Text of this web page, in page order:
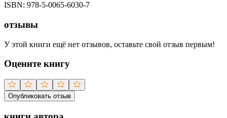
ISBN: 978-5-0065-6030-7
отзывы
У этой книги ещё нет отзывов, оставьте свой отзыв первым!
Оцените книгу
Опубликовать отзыв